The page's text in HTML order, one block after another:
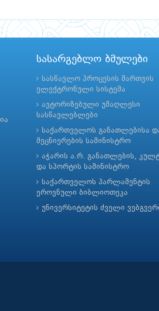
სასარგებლო ბმულები
სასწავლო პროცესის მართვის
ელექტრონული სისტემა
ავტორიზებული უმაღლესი
სასწავლებლები
საქართველოს განათლებისა
მეცნიერების სამინისტრო
აჭარის ა.რ. განათლების,
და სპორტის სამინისტრო
საქართველოს პარლამენტის
ეროვნული ბიბლიოთეკა
უნივერსიტეტის ძველი